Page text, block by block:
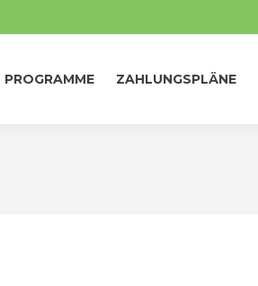
PROGRAMME ZAHLUNGSPLÄNE